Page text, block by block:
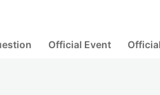
Official Event